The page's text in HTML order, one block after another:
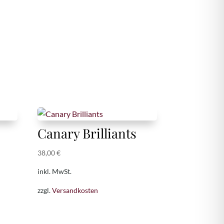
Canary Brilliants
38,00€
inkl. MwSt.
zzgl.Versandkosten